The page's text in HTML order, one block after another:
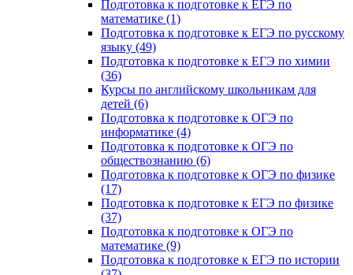
Подготовка к подготовке к ЕГЭ по
математике (1)
Подготовка к подготовке к ЕГЭ по русскому
языку (49)
Подготовка к подготовке к ЕГЭ по химии
(36)
Курсы по английскому школьникам для
детей (6)
Подготовка к подготовке к ОГЭ по
информатике (4)
Подготовка к подготовке к ОГЭ по
обществознанию (6)
Подготовка к подготовке к ОГЭ по физике
(17)
Подготовка к подготовке к ЕГЭ по физике
(37)
Подготовка к подготовке к ОГЭ по
математике (9)
Подготовка к подготовке к ЕГЭ по истории